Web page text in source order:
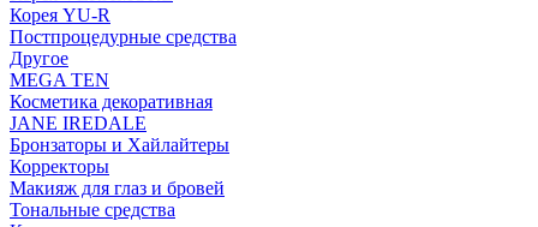
Корея YU-R
Постпроцедурные средства
Другое
MEGA TEN
Косметика декоративная
JANE IREDALE
Бронзаторы и Хайлайтеры
Корректоры
Макияж для глаз и бровей
Тональные средства